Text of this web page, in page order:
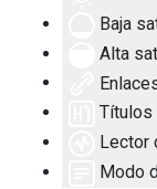
Baja
Alta
Títulos
Lector
Modo